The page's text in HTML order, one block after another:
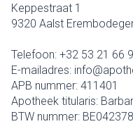
Keppestraat 1
9320 Aalst
Telefoon: +32 53 21 66
E-mailadres: info@
APB nummer: 411401
Apotheek titularis:
BTW nummer: